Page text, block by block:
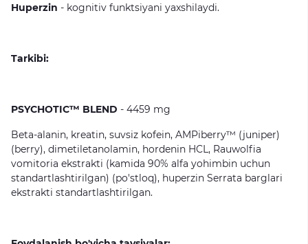
Huperzin - kognitiv funktsiyani yaxshilaydi.
Tarkibi:
PSYCHOTIC™ BLEND - 4459 mg
Beta-alanin, kreatin, suvsiz kofein, AMPiberry™ (juniper)
(berry), dimetiletanolamin, hordenin HCL, Rauwolfia
vomitoria ekstrakti (kamida 90% alfa yohimbin uchun
standartlashtirilgan) (po'stloq), huperzin Serrata barglari
ekstrakti standartlashtirilgan.